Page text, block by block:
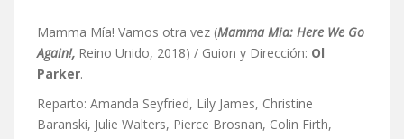
Mamma Mía! Vamos otra vez (Mamma Mia: Here We Go
Again!, Reino Unido, 2018) / Guion y Dirección: Ol
Parker.
Reparto: Amanda Seyfried, Lily James, Christine
Baranski, Julie Walters, Pierce Brosnan, Colin Firth,